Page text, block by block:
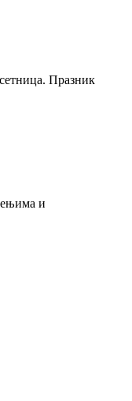
Празник
и